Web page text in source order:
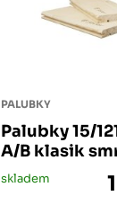
PALUBKY
Palubky 15/
A/B klasik
skladem